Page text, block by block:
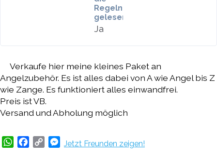
Regeln
gelesen
Ja
Verkaufe hier meine kleines Paket an
Angelzubehör. Es ist alles dabei von A wie Angel bis Z
wie Zange. Es funktioniert alles einwandfrei.
Preis ist VB.
Versand und Abholung möglich
WhatsApp
Facebook
Copy Messenger
Jetzt Freunden zeigen!